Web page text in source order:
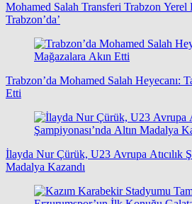
Mohamed Salah Transferi Trabzon Yerel
Trabzon’da’
Trabzon’da Mohamed Salah Heyecanı:
Etti
İlayda Nur Çürük, U23 Avrupa Atıcılık
Madalya Kazandı